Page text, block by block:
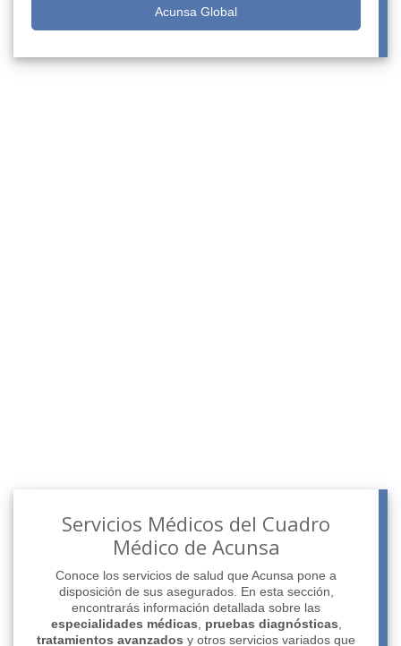
Acunsa Global
Servicios Médicos del Cuadro
Médico de Acunsa
Conoce los servicios de salud que Acunsa pone a
disposición de sus asegurados. En esta sección,
encontrarás información detallada sobre las
especialidades médicas
pruebas diagnósticas
tratamientos avanzados y otros servicios variados que